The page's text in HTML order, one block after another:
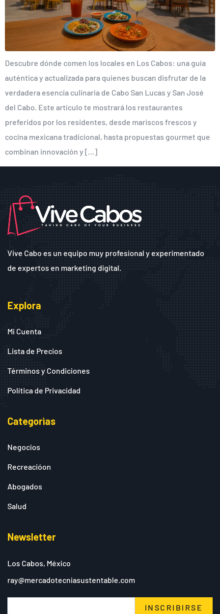
Descubre dónde comen los locales en Los Cabos: una guía
auténtica y actualizada para quienes buscan disfrutar de la
verdadera esencia culinaria de Cabo San Lucas y San José
del Cabo. Este artículo te mostrará los restaurantes
preferidos por los residentes, desde mariscos frescos y
cocina mexicana tradicional, hasta propuestas gourmet que
combinan innovación y […]
Vive Cabo es un equipo muy profesional y experimentado
de expertos en marketing digital.
Explora
Mi Cuenta
Lista de Precios
Términos y Condiciones
Política de Privacidad
Categorìas
Negocios
Recreacióon
Abogados
Salud
Newsletter
Los Cabos, México
ray@mercadotecniasustentable.com
INSCRIBIRSE